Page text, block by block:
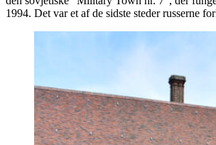
1994. Det var et af de sidste steder russerne